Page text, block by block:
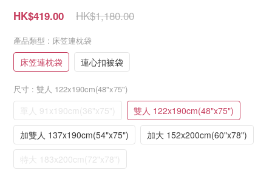
HK$1,180.00
HK$419.00
產品類型 : 床笠連枕袋
床笠連枕袋 連心扣被袋
尺寸 : 雙人 122x190cm(48"x75")
單人 91x190cm(36"x75")
雙人 122x190cm(48"x75")
加雙人 137x190cm(54"x75")
加大 152x200cm(60"x78")
特大 183x200cm(72"x78")